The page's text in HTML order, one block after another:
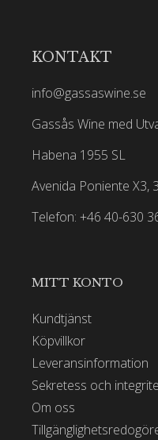
KONTAKT
info@gassaswine.se
Gassås Wine med
Habena 1955 SL
Avenida Poniente X3,
Telefon: +46 40-630
MITT KONTO
Kundtjänst
Köpvillkor
Leveransinformation
Sekretess och
Om oss